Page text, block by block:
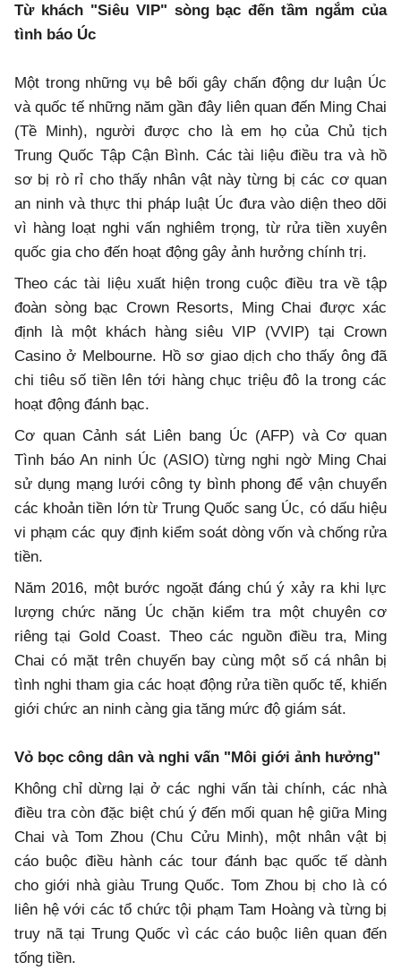
Từ khách "Siêu VIP" sòng bạc đến tầm ngắm của
tình báo Úc
Một trong những vụ bê bối gây chấn động dư luận Úc
và quốc tế những năm gần đây liên quan đến Ming Chai
(Tề Minh), người được cho là em họ của Chủ tịch
Trung Quốc Tập Cận Bình. Các tài liệu điều tra và hồ
sơ bị rò rỉ cho thấy nhân vật này từng bị các cơ quan
an ninh và thực thi pháp luật Úc đưa vào diện theo dõi
vì hàng loạt nghi vấn nghiêm trọng, từ rửa tiền xuyên
quốc gia cho đến hoạt động gây ảnh hưởng chính trị.
Theo các tài liệu xuất hiện trong cuộc điều tra về tập
đoàn sòng bạc Crown Resorts, Ming Chai được xác
định là một khách hàng siêu VIP (VVIP) tại Crown
Casino ở Melbourne. Hồ sơ giao dịch cho thấy ông đã
chi tiêu số tiền lên tới hàng chục triệu đô la trong các
hoạt động đánh bạc.
Cơ quan Cảnh sát Liên bang Úc (AFP) và Cơ quan
Tình báo An ninh Úc (ASIO) từng nghi ngờ Ming Chai
sử dụng mạng lưới công ty bình phong để vận chuyển
các khoản tiền lớn từ Trung Quốc sang Úc, có dấu hiệu
vi phạm các quy định kiểm soát dòng vốn và chống rửa
tiền.
Năm 2016, một bước ngoặt đáng chú ý xảy ra khi lực
lượng chức năng Úc chặn kiểm tra một chuyên cơ
riêng tại Gold Coast. Theo các nguồn điều tra, Ming
Chai có mặt trên chuyến bay cùng một số cá nhân bị
tình nghi tham gia các hoạt động rửa tiền quốc tế, khiến
giới chức an ninh càng gia tăng mức độ giám sát.
Vỏ bọc công dân và nghi vấn "Môi giới ảnh hưởng"
Không chỉ dừng lại ở các nghi vấn tài chính, các nhà
điều tra còn đặc biệt chú ý đến mối quan hệ giữa Ming
Chai và Tom Zhou (Chu Cửu Minh), một nhân vật bị
cáo buộc điều hành các tour đánh bạc quốc tế dành
cho giới nhà giàu Trung Quốc. Tom Zhou bị cho là có
liên hệ với các tổ chức tội phạm Tam Hoàng và từng bị
truy nã tại Trung Quốc vì các cáo buộc liên quan đến
tống tiền.